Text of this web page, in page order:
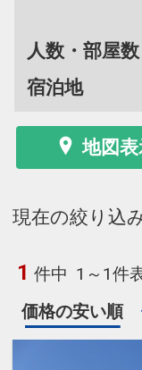
人数・部屋数
宿泊地
地図表
現在の絞り込
1 件中 1～1件
価格の安い順